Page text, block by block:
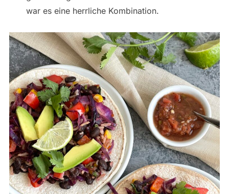
war es eine herrliche Kombination.